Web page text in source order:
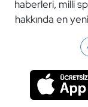
haberleri, milli
hakkında en